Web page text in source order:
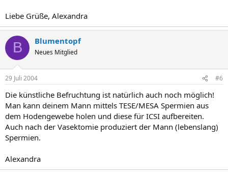
Liebe Grüße, Alexandra
B Blumentopf
Neues Mitglied
29 Juli 2004 #6
Die künstliche Befruchtung ist natürlich auch noch möglich!
Man kann deinem Mann mittels TESE/MESA Spermien aus
dem Hodengewebe holen und diese für ICSI aufbereiten.
Auch nach der Vasektomie produziert der Mann (lebenslang)
Spermien.
Alexandra